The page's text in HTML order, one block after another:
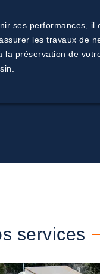
ses performances,
les travaux de
préservation de
services